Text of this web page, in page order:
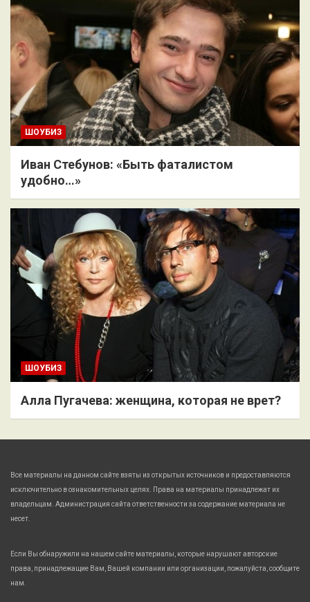
ШОУБИЗ
Иван Стебунов: «Быть фаталистом
удобно…»
ШОУБИЗ
Алла Пугачева: женщина, которая не врет?
Все материалы на данном сайте взяты из открытых источников и предоставляются
исключительно в ознакомительных целях. Права на материалы принадлежат их
владельцам. Администрация сайта ответственности за содержание материала не
несет.
Если Вы обнаружили на нашем сайте материалы, которые нарушают авторские
права, принадлежащие Вам, Вашей компании или организации, пожалуйста, сообщите
нам.